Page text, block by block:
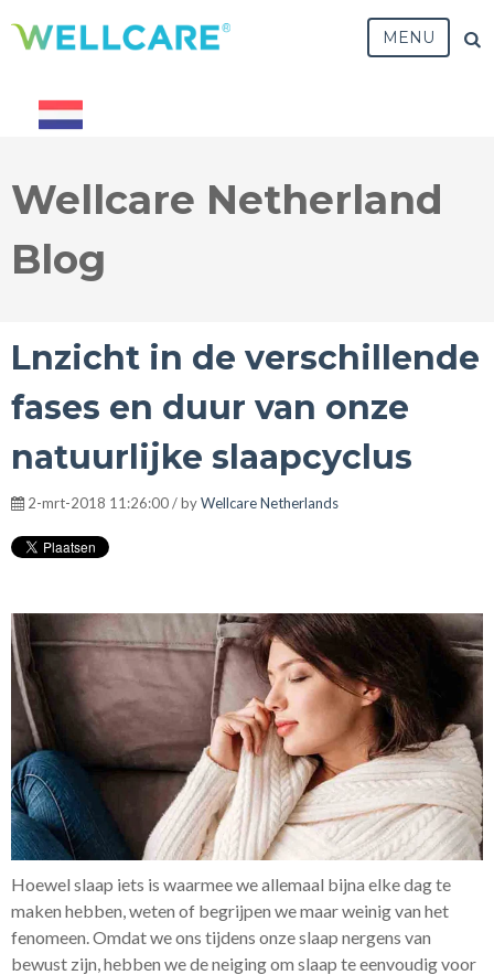
MENU
Wellcare Netherland
Blog
Lnzicht in de verschillende
fases en duur van onze
natuurlijke slaapcyclus
2-mrt-2018 11:26:00 / byWellcare Netherlands
Hoewel slaap iets is waarmee we allemaal bijna elke dag te
maken hebben, weten of begrijpen we maar weinig van het
fenomeen. Omdat we ons tijdens onze slaap nergens van
bewust zijn, hebben we de neiging om slaap te eenvoudig voor